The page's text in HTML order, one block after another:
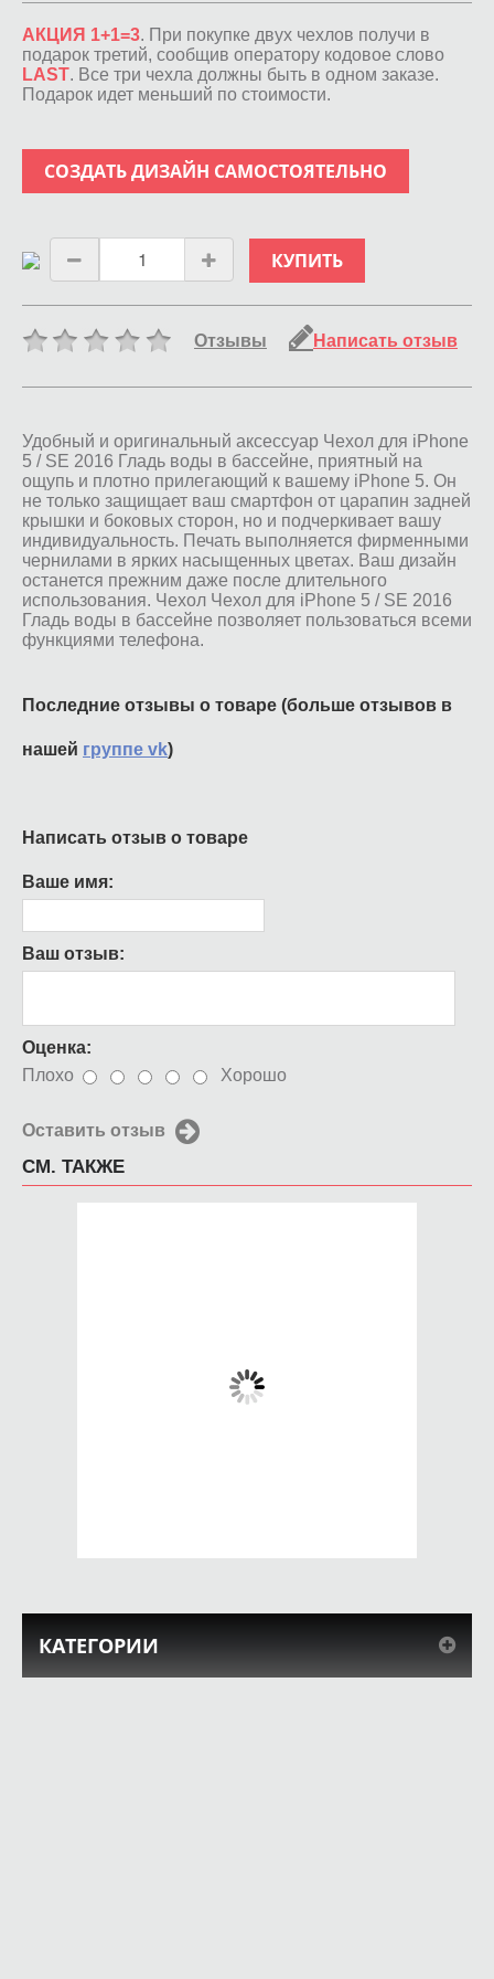
АКЦИЯ 1+1=3. При покупке двух чехлов получи в
подарок третий, сообщив оператору кодовое слово
LAST. Все три чехла должны быть в одном заказе.
Подарок идет меньший по стоимости.
СОЗДАТЬ ДИЗАЙН САМОСТОЯТЕЛЬНО
КУПИТЬ
Отзывы Написать отзыв
Удобный и оригинальный аксессуар Чехол для iPhone
5 / SE 2016 Гладь воды в бассейне, приятный на
ощупь и плотно прилегающий к вашему iPhone 5. Он
не только защищает ваш смартфон от царапин задней
крышки и боковых сторон, но и подчеркивает вашу
индивидуальность. Печать выполняется фирменными
чернилами в ярких насыщенных цветах. Ваш дизайн
останется прежним даже после длительного
использования. Чехол Чехол для iPhone 5 / SE 2016
Гладь воды в бассейне позволяет пользоваться всеми
функциями телефона.
Последние отзывы о товаре (больше отзывов в
нашей группе vk)
Написать отзыв о товаре
Ваше имя:
Ваш отзыв:
Оценка:
Плохо
Хорошо
Оставить отзыв
СМ. ТАКЖЕ
КАТЕГОРИИ